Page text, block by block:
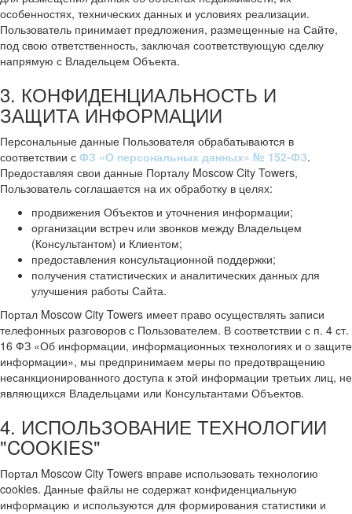
особенностях, технических данных и условиях реализации.
Пользователь принимает предложения, размещенные на Сайте,
под свою ответственность, заключая соответствующую сделку
напрямую с Владельцем Объекта.
3. КОНФИДЕНЦИАЛЬНОСТЬ И
ЗАЩИТА ИНФОРМАЦИИ
Персональные данные Пользователя обрабатываются в
соответствии с ФЗ «О персональных данных» № 152-ФЗ.
Предоставляя свои данные Порталу Moscow City Towers,
Пользователь соглашается на их обработку в целях:
продвижения Объектов и уточнения информации;
организации встреч или звонков между Владельцем
(Консультантом) и Клиентом;
предоставления консультационной поддержки;
получения статистических и аналитических данных для
улучшения работы Сайта.
Портал Moscow City Towers имеет право осуществлять записи
телефонных разговоров с Пользователем. В соответствии с п. 4 ст.
16 ФЗ «Об информации, информационных технологиях и о защите
информации», мы предпринимаем меры по предотвращению
несанкционированного доступа к этой информации третьих лиц, не
являющихся Владельцами или Консультантами Объектов.
4. ИСПОЛЬЗОВАНИЕ ТЕХНОЛОГИИ
"COOKIES"
Портал Moscow City Towers вправе использовать технологию
cookies. Данные файлы не содержат конфиденциальную
информацию и используются для формирования статистики и